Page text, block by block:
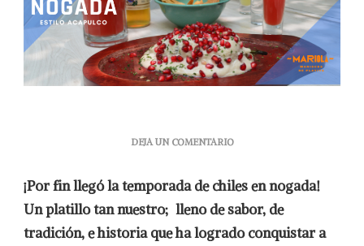
DEJA UN COMENTARIOEN
EN
NOGADA
ESTILO
ACAPULCO.
¡Por fin llegó la temporada de chiles en nogada!
Un platillo tan nuestro; lleno de sabor, de
tradición, e historia que ha logrado conquistar a